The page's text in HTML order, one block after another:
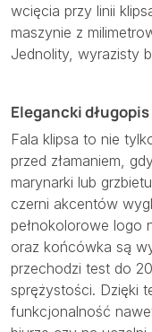
wcięcia przy linii
maszynie z
Jednolity, wyrazisty
Elegancki
Fala klipsa to nie
przed złamaniem,
marynarki lub
czerni akcentów
pełnokolorowe logo
oraz końcówka są
przechodzi test do
sprężystości. Dzięki
funkcjonalność